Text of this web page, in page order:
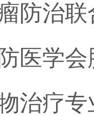
防治
医学
治疗